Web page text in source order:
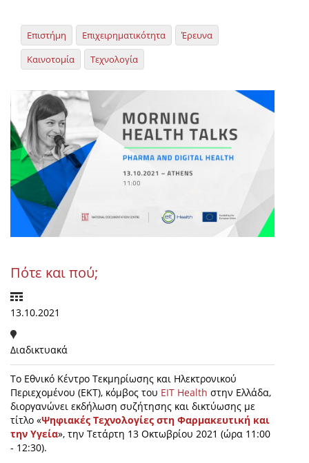
Επιστήμη Επιχειρηματικότητα
Έρευνα
Καινοτομία
Τεχνολογία
Πότε και πού;
13.10.2021
Διαδικτυακά
To Εθνικό Κέντρο Τεκμηρίωσης και Ηλεκτρονικού
Περιεχομένου (ΕΚΤ), κόμβος του EIT Health στην Ελλάδα,
διοργανώνει εκδήλωση συζήτησης και δικτύωσης με
τίτλο «Ψηφιακές Τεχνολογίες στη Φαρμακευτική και
την Υγεία», την Τετάρτη 13 Οκτωβρίου 2021 (ώρα 11:00
- 12:30).